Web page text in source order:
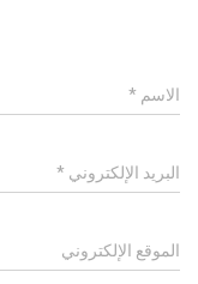
الاسم *
البريد الإلكتروني *
الموقع الإلكتروني